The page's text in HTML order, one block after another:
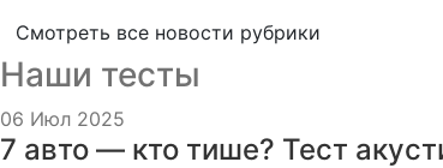
Смотреть все новости рубрики
Наши тесты
06 Июл 2025
7 авто — кто тише? Тест